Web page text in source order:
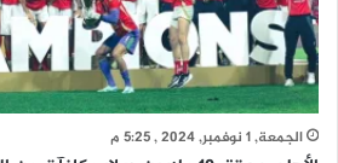
الجمعة, 1 نوفمبر, 2024 , 5:25 م